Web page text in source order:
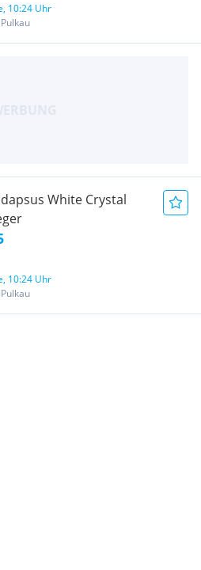
10:24 Uhr
White Crystal
10:24 Uhr